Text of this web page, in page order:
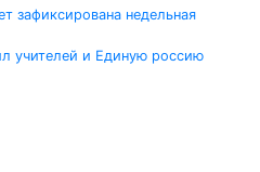
зафиксирована недельная
учителей и Единую россию